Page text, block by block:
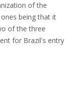
of the
being that it
of the three
for Brazil's entry